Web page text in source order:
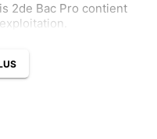
2de Bac Pro contient